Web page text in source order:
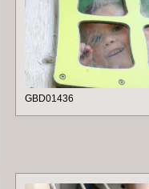
GBD01436